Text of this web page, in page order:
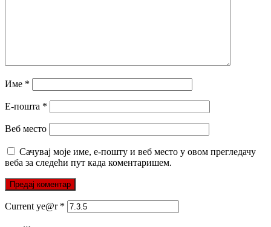
Име *
Е-пошта *
Веб место
Сачувај моје име, е-пошту и веб место у овом прегледачу
веба за следећи пут када коментаришем.
Current ye@r *